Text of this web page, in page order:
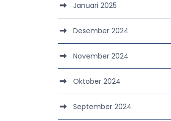
Januari 2025
Desember 2024
November 2024
Oktober 2024
September 2024